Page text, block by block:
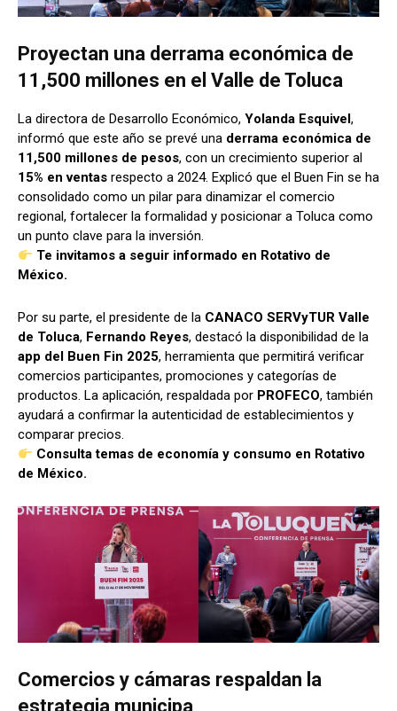
Proyectan una derrama económica de
11,500 millones en el Valle de Toluca
La directora de Desarrollo Económico, Yolanda Esquivel ,
informó que este año se prevé una derrama económica de
11,500 millones de pesos, con un crecimiento superior al
15% en ventas respecto a 2024. Explicó que el Buen Fin se ha
consolidado como un pilar para dinamizar el comercio
regional, fortalecer la formalidad y posicionar a Toluca como
un punto clave para la inversión.
Te invitamos a seguir informado en Rotativo de
México.
Por su parte, el presidente de la CANACO SERVyTUR Valle
de Toluca, Fernando Reyes, destacó la disponibilidad de la
app del Buen Fin 2025, herramienta que permitirá verificar
comercios participantes, promociones y categorías de
productos. La aplicación, respaldada por PROFECO, también
ayudará a confirmar la autenticidad de establecimientos y
comparar precios.
Consulta temas de economía y consumo en Rotativo
de México.
Comercios y cámaras respaldan la
estrategia municipa